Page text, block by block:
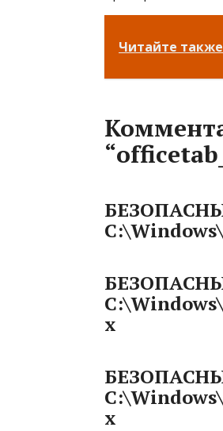
Читайте
x
x